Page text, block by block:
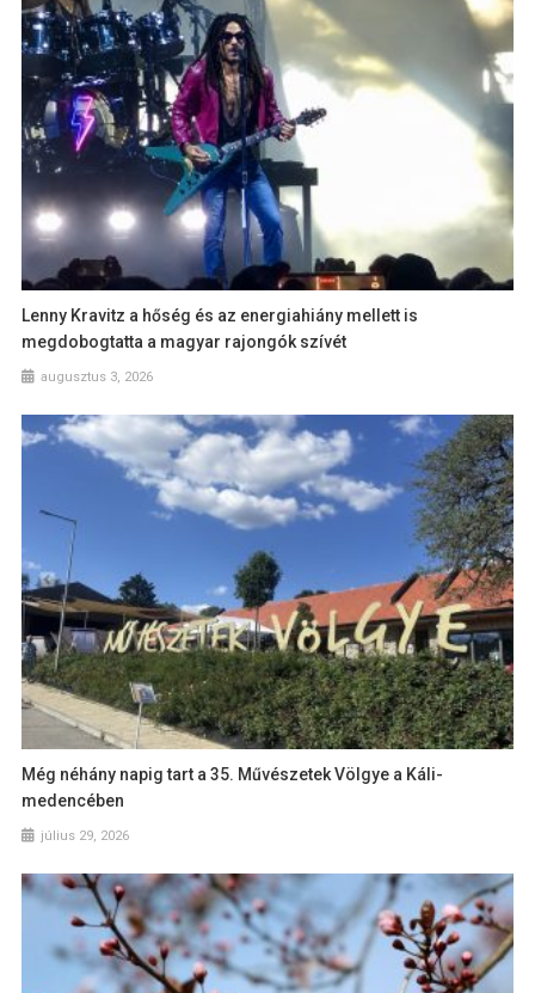
Lenny Kravitz a hőség és az energiahiány mellett is
megdobogtatta a magyar rajongók szívét
augusztus 3, 2026
Még néhány napig tart a 35. Művészetek Völgye a Káli-
medencében
július 29, 2026